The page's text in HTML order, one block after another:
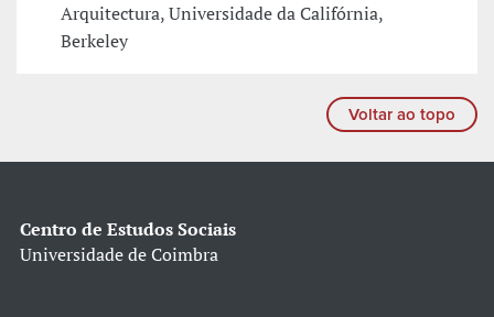
Arquitectura, Universidade da Califórnia,
Berkeley
Voltar ao topo
Centro de Estudos Sociais
Universidade de Coimbra